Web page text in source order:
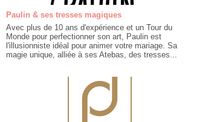
Paulin & ses tresses magiques
Avec plus de 10 ans d'expérience et un Tour du
Monde pour perfectionner son art, Paulin est
l'illusionniste idéal pour animer votre mariage. Sa
magie unique, alliée à ses Atebas, des tresses...